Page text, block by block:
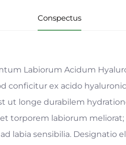
Conspectus
Labiorum Acidum
conficitur ex acido
ut longe durabilem
torporem labiorum
labia sensibilia. Designatio